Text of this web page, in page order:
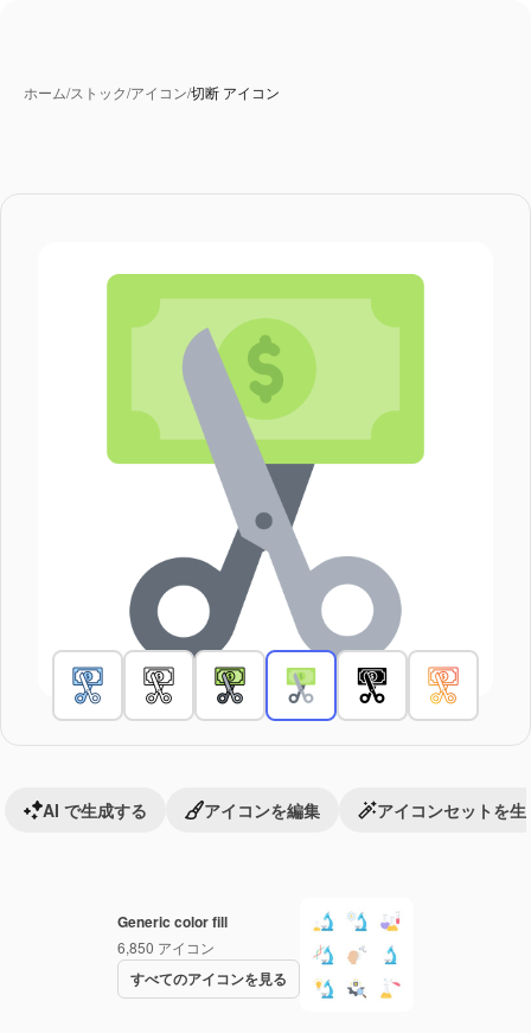
ホーム/ストック/アイコン/切断 アイコン
Generic color fill
6,850 アイコン
すべてのアイコンを見る
AI で生成する アイコンを編集 アイコンセットを生